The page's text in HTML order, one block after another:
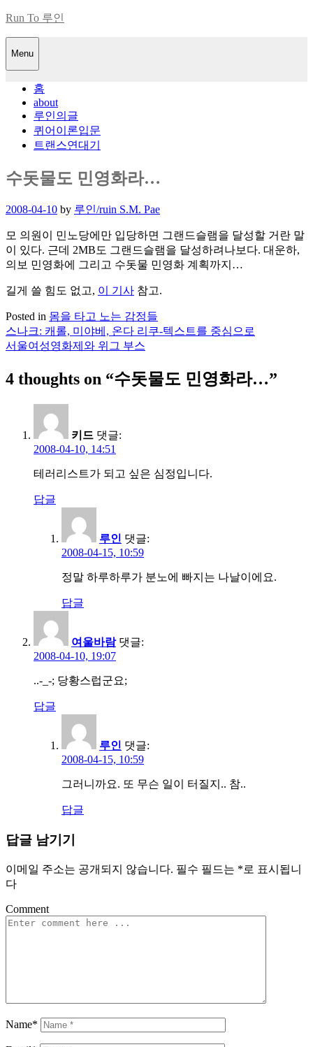
Skip
content
Run To 루인
Menu
홈
about
루인의글
퀴어이론입문
트랜스연대기
수돗물도 민영화라…
Posted
2008-04-10 by 루인/ruin S.M. Pae
모 의원이 민노당에만 입당하면 그랜드슬램을 달성할 거란 말
이 있다. 근데 2MB도 그랜드슬램을 달성하려나보다. 대운하,
의보 민영화에 그리고 수돗물 민영화 계획까지…
길게 쓸 힘도 없고, 이 기사 참고.
Posted in 몸을 타고 노는 감정들
글
탐
색
스나크: 캐롤, 미야베, 온다 리쿠-텍스트를 중심으로
서울여성영화제와 위그 부스
4 thoughts on “수돗물도 민영화라…”
키드 댓글:
2008-04-10, 14:51
테러리스트가 되고 싶은 심정입니다.
답글
루인 댓글:
2008-04-15, 10:59
정말 하루하루가 분노에 빠지는 나날이에요.
답글
여울바람 댓글:
2008-04-10, 19:07
..-_-; 당황스럽군요;
답글
루인 댓글:
2008-04-15, 10:59
그러니까요. 또 무슨 일이 터질지.. 참..
답글
답글 남기기
이메일 주소는 공개되지 않습니다. 필수 필드는 *로 표시됩니
다
Comment
Name*